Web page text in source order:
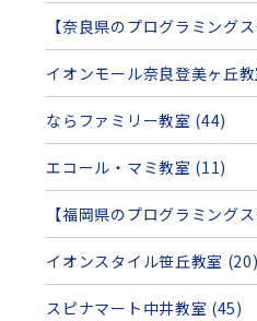
【奈良県のプログラミング
イオンモール奈良登美ヶ丘
ならファミリー教室 (44)
エコール・マミ教室 (11)
【福岡県のプログラミング
イオンスタイル笹丘教室 (20)
スピナマート中井教室 (45)